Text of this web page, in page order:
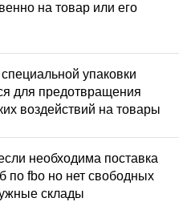
на товар или его
упаковки
для предотвращения
воздействий на товары
необходима поставка
по fbo но нет свободных
склады